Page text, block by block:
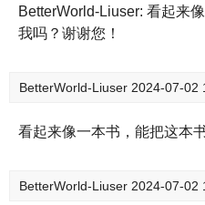
BetterWorld-Liuser: 看起来
我吗？谢谢您！
BetterWorld-Liuser 2024-07-02
看起来像一本书，能把这本
BetterWorld-Liuser 2024-07-02